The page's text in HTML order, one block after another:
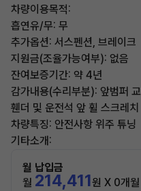
차량이용목적:
흡연유/무: 무
추가옵션: 서스펜션, 브레이크
지원금(조율가능여부): 없음
잔여보증기간: 약 4년
감가내용(수리부분): 앞범퍼
휀더 및 운전석 앞 휠 스크레치
차량특징: 안전사항 위주 튜닝
기타소개:
월 납입금
월 214,411원 X 0개월